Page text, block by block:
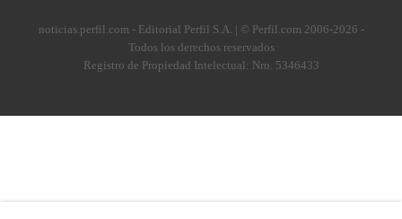
noticias.perfil.com - Editorial Perfil S.A. | © Perfil.com 2006-2026 -
Todos los derechos reservados
Registro de Propiedad Intelectual: Nro. 5346433